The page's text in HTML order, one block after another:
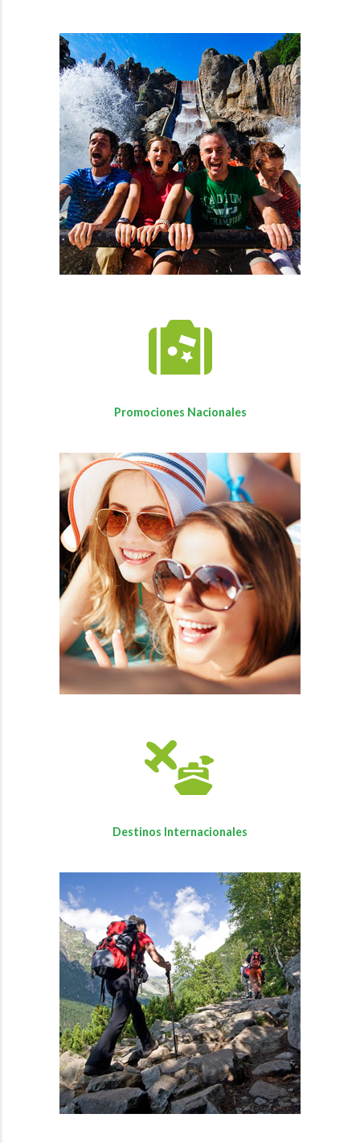
Promociones Nacionales
Destinos Internacionales